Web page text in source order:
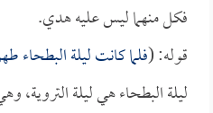
فكل منهما ليس عليه هدي.
قوله: (فلما كانت ليلة
ليلة البطحاء هي ليلة التروية،